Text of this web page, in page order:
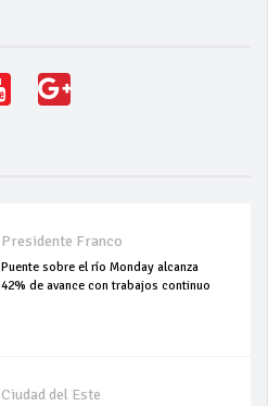
Presidente Franco
Puente sobre el río Monday alcanza
42% de avance con trabajos continuo
Ciudad del Este